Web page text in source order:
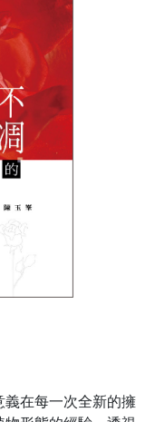
在每一次全新的擁